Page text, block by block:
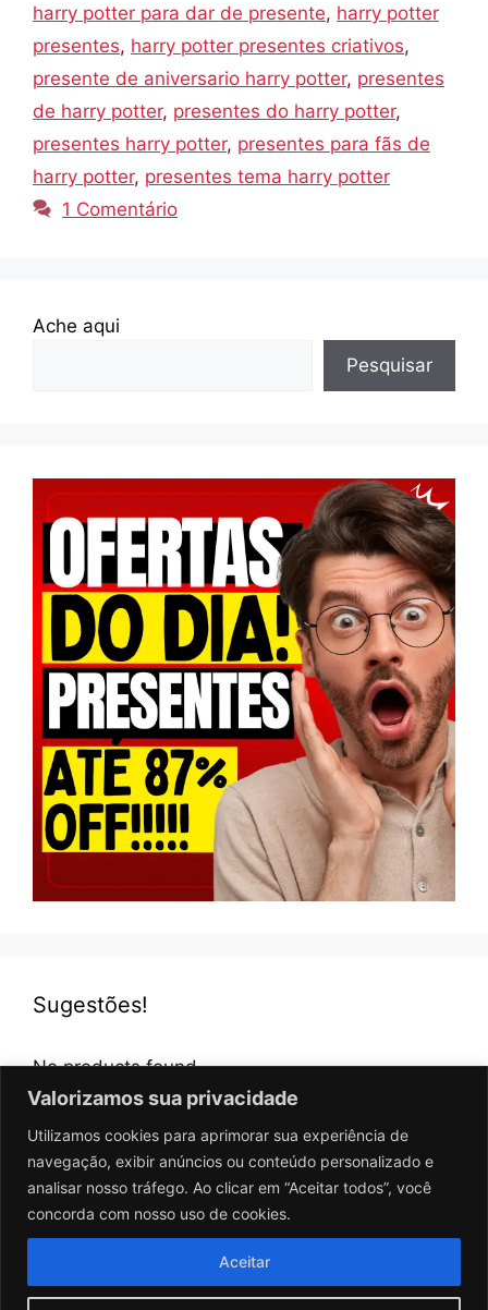
Valorizamos sua privacidade
Utilizamos cookies para aprimorar sua experiência de
navegação, exibir anúncios ou conteúdo personalizado e
analisar nosso tráfego. Ao clicar em “Aceitar todos”, você
concorda com nosso uso de cookies.
Aceitar
harry potter para dar de presente, harry potter
presentes, harry potter presentes criativos,
presente de aniversario harry potter, presentes
de harry potter, presentes do harry potter,
presentes harry potter, presentes para fãs de
harry potter, presentes tema harry potter
1 Comentário
Ache aqui
Pesquisar
Sugestões!
No products found.
Sobre Política de Privacidade Contato